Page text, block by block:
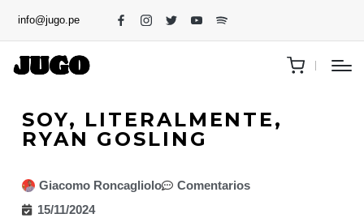
info@jugo.pe
SOY, LITERALMENTE,
RYAN GOSLING
Giacomo Roncagliolo
Comentarios
15/11/2024